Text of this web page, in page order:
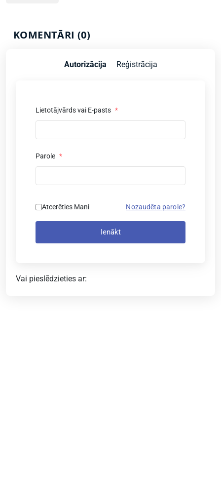
KOMENTĀRI (0)
Autorizācija Reģistrācija
Lietotājvārds vai E-pasts *
Parole *
Atcerēties Mani Nozaudēta parole?
Ienākt
Vai pieslēdzieties ar: